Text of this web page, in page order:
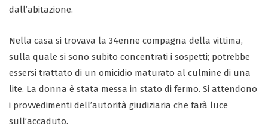
dall’abitazione.
Nella casa si trovava la 34enne compagna della vittima,
sulla quale si sono subito concentrati i sospetti; potrebbe
essersi trattato di un omicidio maturato al culmine di una
lite. La donna è stata messa in stato di fermo. Si attendono
i provvedimenti dell’autorità giudiziaria che farà luce
sull’accaduto.